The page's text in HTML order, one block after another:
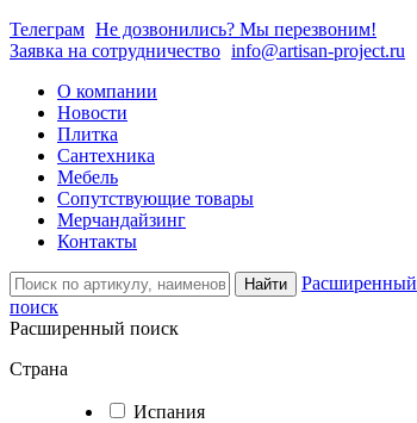
Телеграм Не дозвонились? Мы перезвоним!
Заявка на сотрудничество info@artisan-project.ru
О компании
Новости
Плитка
Сантехника
Мебель
Сопутствующие товары
Мерчандайзинг
Контакты
Найти
Расширенный
поиск
Расширенный поиск
Страна
Испания